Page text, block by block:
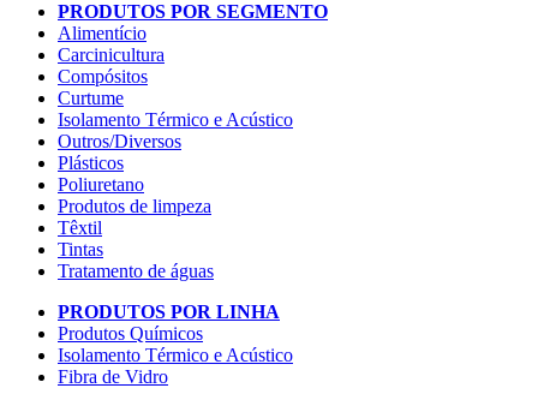
PRODUTOS POR SEGMENTO
Alimentício
Carcinicultura
Compósitos
Curtume
Isolamento Térmico e Acústico
Outros/Diversos
Plásticos
Poliuretano
Produtos de limpeza
Têxtil
Tintas
Tratamento de águas
PRODUTOS POR LINHA
Produtos Químicos
Isolamento Térmico e Acústico
Fibra de Vidro